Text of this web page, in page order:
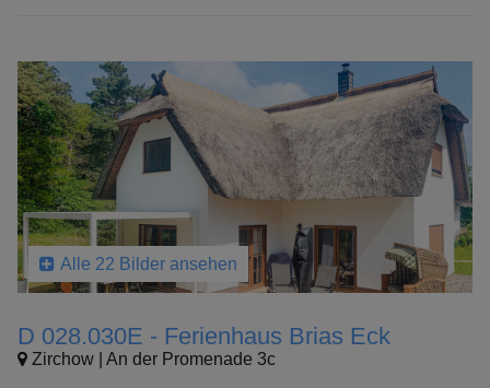
Alle 22 Bilder ansehen
D 028.030E - Ferienhaus Brias Eck
Zirchow | An der Promenade 3c